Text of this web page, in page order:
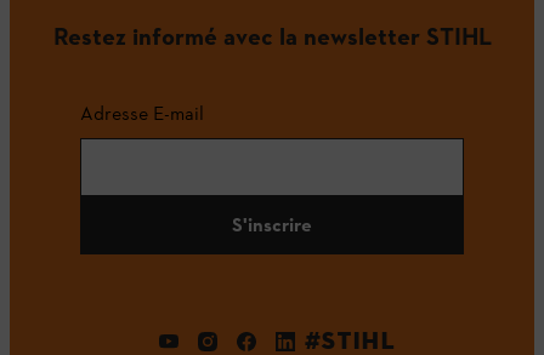
Restez informé avec la newsletter STIHL
Adresse E-mail
S'inscrire
#STIHL